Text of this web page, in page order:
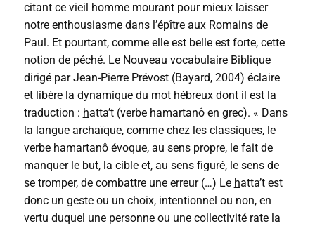
citant ce vieil homme mourant pour mieux laisser
notre enthousiasme dans l’épître aux Romains de
Paul. Et pourtant, comme elle est belle est forte, cette
notion de péché. Le Nouveau vocabulaire Biblique
dirigé par Jean-Pierre Prévost (Bayard, 2004) éclaire
et libère la dynamique du mot hébreux dont il est la
traduction : hatta’t (verbe hamartanô en grec). « Dans
la langue archaïque, comme chez les classiques, le
verbe hamartanô évoque, au sens propre, le fait de
manquer le but, la cible et, au sens figuré, le sens de
se tromper, de combattre une erreur (…) Le hatta’t est
donc un geste ou un choix, intentionnel ou non, en
vertu duquel une personne ou une collectivité rate la